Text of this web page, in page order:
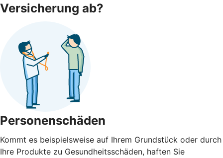
Versicherung ab?
Personenschäden
Kommt es beispielsweise auf Ihrem Grundstück oder durch
Ihre Produkte zu Gesundheitsschäden, haften Sie